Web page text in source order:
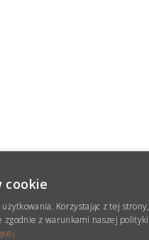
cookie
Korzystając z tej strony,
zgodnie z warunkami naszej polityki